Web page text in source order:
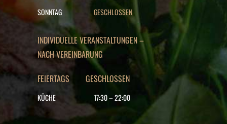
SONNTAG GESCHLOSSEN
INDIVIDUELLE VERANSTALTUNGEN –
NACH VEREINBARUNG
FEIERTAGS GESCHLOSSEN
KÜCHE 17:30–22:00